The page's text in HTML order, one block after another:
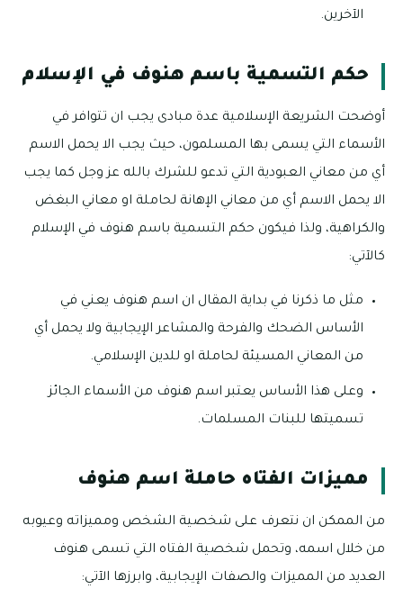
الآخرين.
حكم التسمية باسم هنوف في الإسلام
أوضحت الشريعة الإسلامية عدة مبادى يجب ان تتوافر في
الأسماء التي يسمى بها المسلمون، حيث يجب الا يحمل الاسم
أي من معاني العبودية التي تدعو للشرك بالله عز وجل كما يجب
الا يحمل الاسم أي من معاني الإهانة لحاملة او معاني البغض
والكراهية، ولذا فيكون حكم التسمية باسم هنوف في الإسلام
كالآتي:
مثل ما ذكرنا في بداية المقال ان اسم هنوف يعني في
الأساس الضحك والفرحة والمشاعر الإيجابية ولا يحمل أي
من المعاني المسيئة لحاملة او للدين الإسلامي.
وعلى هذا الأساس يعتبر اسم هنوف من الأسماء الجائز
تسميتها للبنات المسلمات.
مميزات الفتاه حاملة اسم هنوف
من الممكن ان نتعرف على شخصية الشخص ومميزاته وعيوبه
من خلال اسمه، وتحمل شخصية الفتاه التي تسمى هنوف
العديد من المميزات والصفات الإيجابية، وابرزها الآتي: